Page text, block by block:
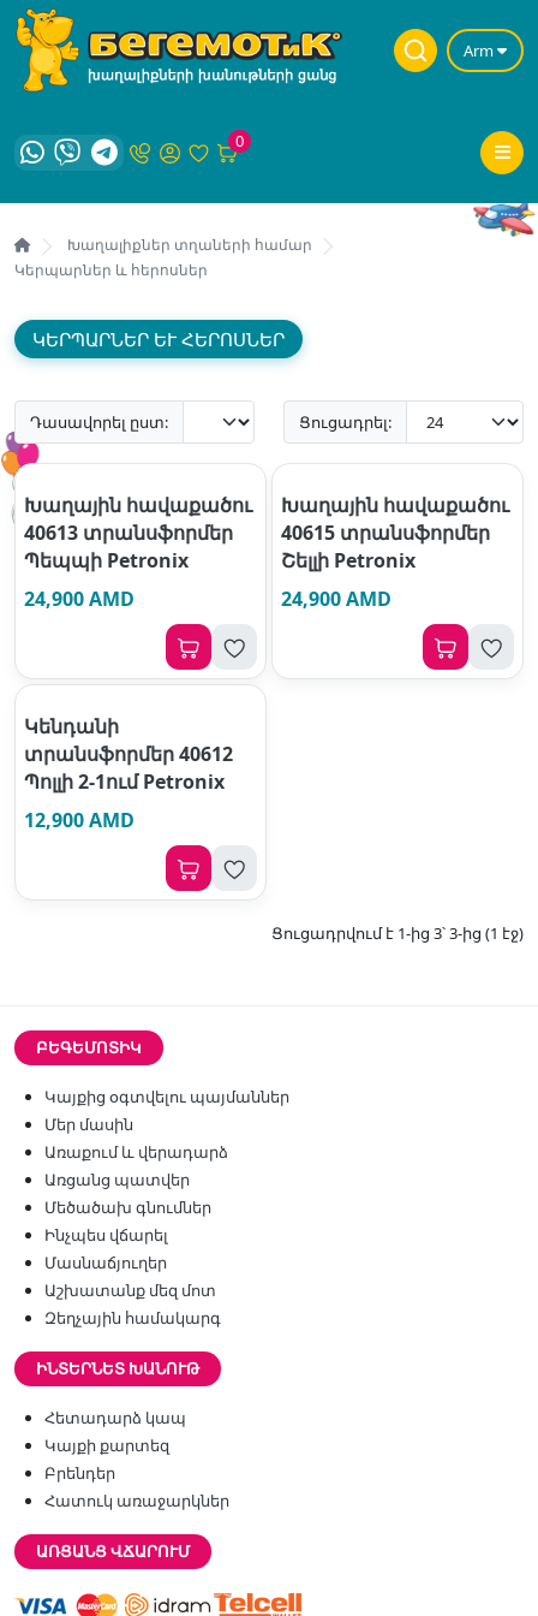
Arm
0
Խաղալիքներ տղաների համար
Կերպարներ և հերոսներ
ԿԵՐՊԱՐՆԵՐ ԵՒ ՀԵՐՈՍՆԵՐ
Դասավորել ըստ: Ցուցադրել:
Խաղային հավաքածու
40613 տրանսֆորմեր
Պեպպի Petronix
24,900 AMD
Խաղային հավաքածու
40615 տրանսֆորմեր
Շելլի Petronix
24,900 AMD
Կենդանի
տրանսֆորմեր 40612
Պոլլի 2-1ում Petronix
12,900 AMD
Ցուցադրվում է 1-ից 3՝ 3-ից (1 էջ)
ԲԵԳԵՄՈՏԻԿ
Կայքից օգտվելու պայմաններ
Մեր մասին
Առաքում և վերադարձ
Առցանց պատվեր
Մեծածախ գնումներ
Ինչպես վճարել
Մասնաճյուղեր
Աշխատանք մեզ մոտ
Զեղչային համակարգ
ԻՆՏԵՐՆԵՏ ԽԱՆՈՒԹ
Հետադարձ կապ
Կայքի քարտեզ
Բրենդեր
Հատուկ առաջարկներ
ԱՌՑԱՆՑ ՎՃԱՐՈՒՄ